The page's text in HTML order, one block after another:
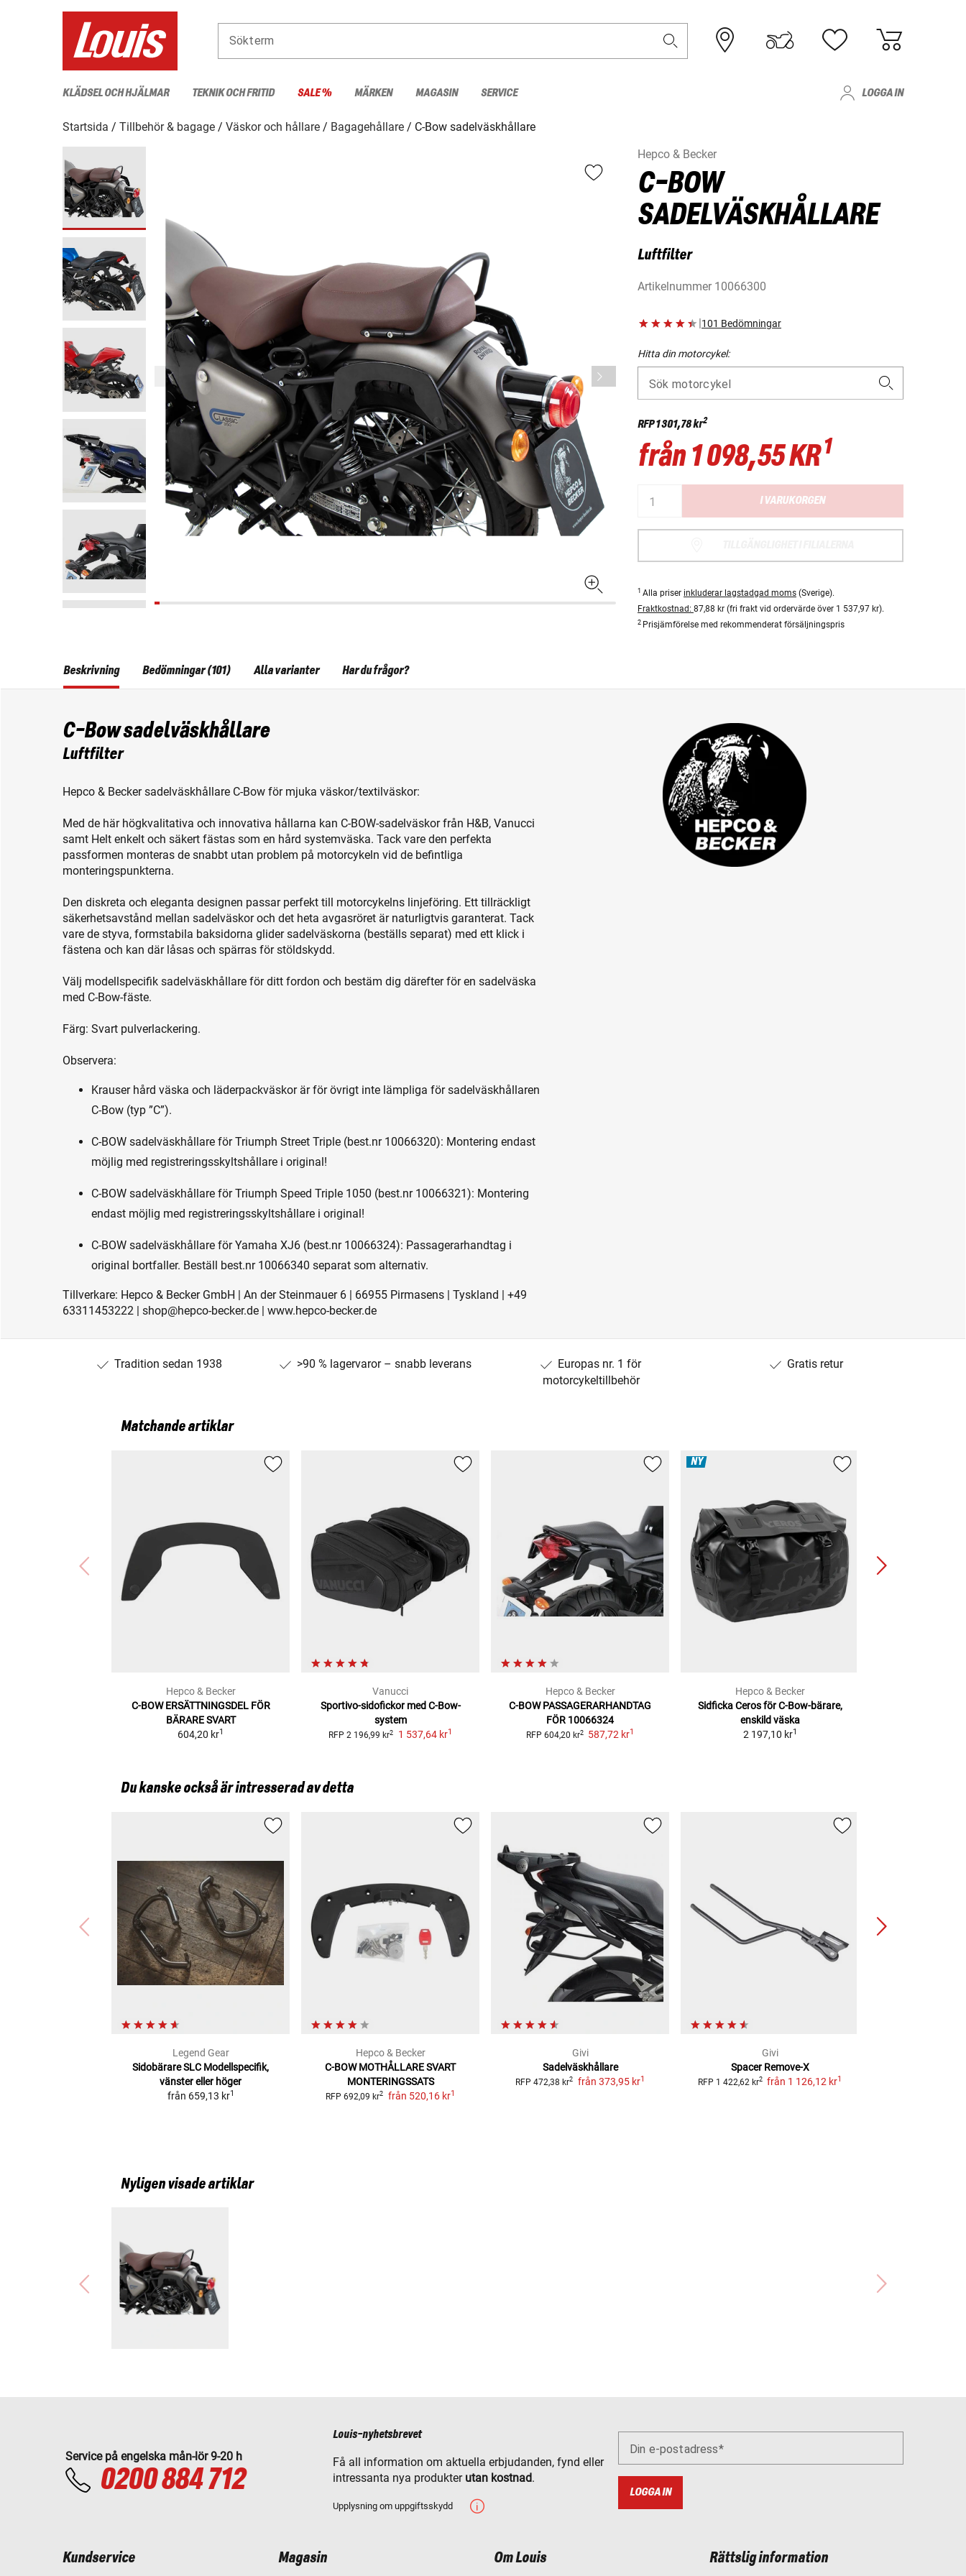
Sökterm
KLÄDSEL OCH HJÄLMAR TEKNIK OCH FRITID SALE % MÄRKEN MAGASIN SERVICE LOGGA IN
Startsida Tillbehör & bagage Väskor och hållare Bagagehållare
C-Bow sadelväskhållare
Hepco & Becker
C-BOW
SADELVÄSKHÅLLARE
Luftfilter
Artikelnummer 10066300
|101 Bedömningar
Hitta din motorcykel:
Sök motorcykel
RFP1 301,78 kr2
från1 098,55 KR1
I VARUKORGEN
1 Alla priser inkluderar lagstadgad moms (Sverige).
Fraktkostnad: 87,88 kr (fri frakt vid ordervärde över 1 537,97 kr).
2 Prisjämförelse med rekommenderat försäljningspris
Beskrivning
C-Bow sadelväskhållare
Luftfilter
Hepco & Becker sadelväskhållare C-Bow för mjuka väskor/textilväskor:
Med de här högkvalitativa och innovativa hållarna kan C-BOW-sadelväskor från H&B, Vanucci
samt Helt enkelt och säkert fästas som en hård systemväska. Tack vare den perfekta
passformen monteras de snabbt utan problem på motorcykeln vid de befintliga
monteringspunkterna.
Den diskreta och eleganta designen passar perfekt till motorcykelns linjeföring. Ett tillräckligt
säkerhetsavstånd mellan sadelväskor och det heta avgasröret är naturligtvis garanterat. Tack
vare de styva, formstabila baksidorna glider sadelväskorna (beställs separat) med ett klick i
fästena och kan där låsas och spärras för stöldskydd.
Välj modellspecifik sadelväskhållare för ditt fordon och bestäm dig därefter för en sadelväska
med C-Bow-fäste.
Färg: Svart pulverlackering.
Observera:
Krauser hård väska och läderpackväskor är för övrigt inte lämpliga för sadelväskhållaren
C-Bow (typ ”C”).
C-BOW sadelväskhållare för Triumph Street Triple (best.nr 10066320): Montering endast
möjlig med registreringsskyltshållare i original!
C-BOW sadelväskhållare för Triumph Speed Triple 1050 (best.nr 10066321): Montering
endast möjlig med registreringsskyltshållare i original!
C-BOW sadelväskhållare för Yamaha XJ6 (best.nr 10066324): Passagerarhandtag i
original bortfaller. Beställ best.nr 10066340 separat som alternativ.
Tillverkare: Hepco & Becker GmbH | An der Steinmauer 6 | 66955 Pirmasens | Tyskland | +49
63311453222 | shop@hepco-becker.de | www.hepco-becker.de
Bedömningar (101) Alla varianter Har du frågor?
Tradition sedan 1938 >90 % lagervaror – snabb leverans
Europas nr. 1 för
motorcykeltillbehör
Gratis retur
Matchande artiklar
Hepco & Becker
C-BOW ERSÄTTNINGSDEL FÖR
BÄRARE SVART
604,20 kr1
Vanucci
Sportivo-sidofickor med C-Bow-
system
RFP 2 196,99 kr2 1 537,64 kr1
Hepco & Becker
C-BOW PASSAGERARHANDTAG
FÖR 10066324
RFP 604,20 kr2 587,72 kr1
NY
Hepco & Becker
Sidficka Ceros för C-Bow-bärare,
enskild väska
2 197,10 kr1
Du kanske också är intresserad av detta
Legend Gear
Sidobärare SLC Modellspecifik,
vänster eller höger
från 659,13 kr1
Hepco & Becker
C-BOW MOTHÅLLARE SVART
MONTERINGSSATS
RFP 692,09 kr2 från 520,16 kr1
Givi
Sadelväskhållare
RFP 472,38 kr2 från 373,95 kr1
Givi
Spacer Remove-X
RFP 1 422,62 kr2 från 1 126,12 kr1
Nyligen visade artiklar
Service på engelska mån-lör 9-20 h
0200 884 712
Louis-nyhetsbrevet
Få all information om aktuella erbjudanden, fynd eller
intressanta nya produkter utan kostnad.
Upplysning om uppgiftsskydd
Din e-postadress
LOGGA IN
Kundservice Magasin Om Louis Rättslig information